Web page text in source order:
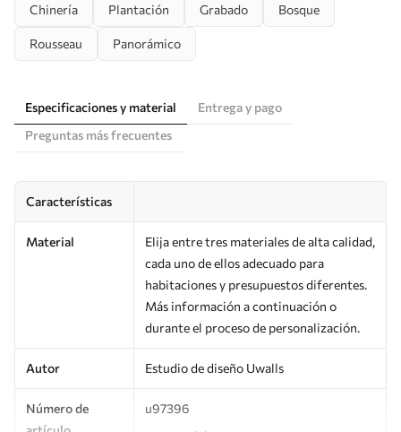
Chinería Plantación Grabado Bosque
Rousseau Panorámico
Especificaciones y material
Entrega y pago
Preguntas más frecuentes
Características
Material
Elija entre tres materiales de alta calidad,
cada uno de ellos adecuado para
habitaciones y presupuestos diferentes.
Más información a continuación o
durante el proceso de personalización.
Autor Estudio de diseño Uwalls
Número de
u97396